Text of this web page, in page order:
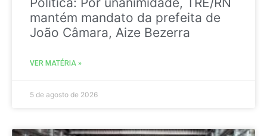
mantém mandato da prefeita de
João Câmara, Aize Bezerra
VER MATÉRIA »
5 de agosto de 2026